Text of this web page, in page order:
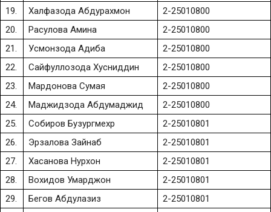
19.
Халфазода Абдурахмон
2-25010800
20.
Расулова Амина
2-25010800
21.
Усмонзода Адиба
2-25010800
22.
Сайфуллозода Хусниддин
2-25010800
23.
Мардонова Сумая
2-25010800
24.
Маджидзода Абдумаджид
2-25010800
25.
Собиров Бузургмехр
2-25010801
26.
Эрзалова Зайнаб
2-25010801
27.
Хасанова Нурхон
2-25010801
28.
Вохидов Умарджон
2-25010801
29.
Бегов Абдулазиз
2-25010801